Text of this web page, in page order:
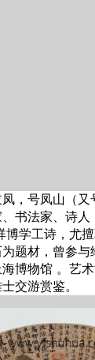
，号凤山（
书法家、诗
学工诗，尤擅
题材，曾参
博物馆 。艺
交游赏鉴。